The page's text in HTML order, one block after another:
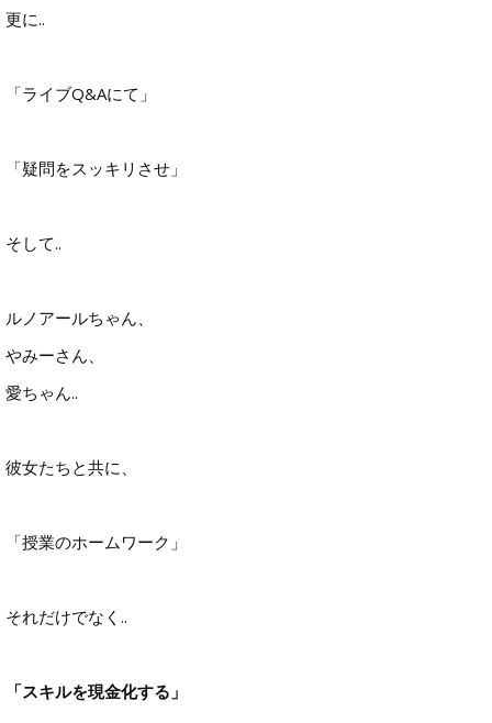
更に..
「ライブQ&Aにて」
「疑問をスッキリさせ」
そして..
ルノアールちゃん、
やみーさん、
愛ちゃん..
彼女たちと共に、
「授業のホームワーク」
それだけでなく..
「スキルを現金化する」